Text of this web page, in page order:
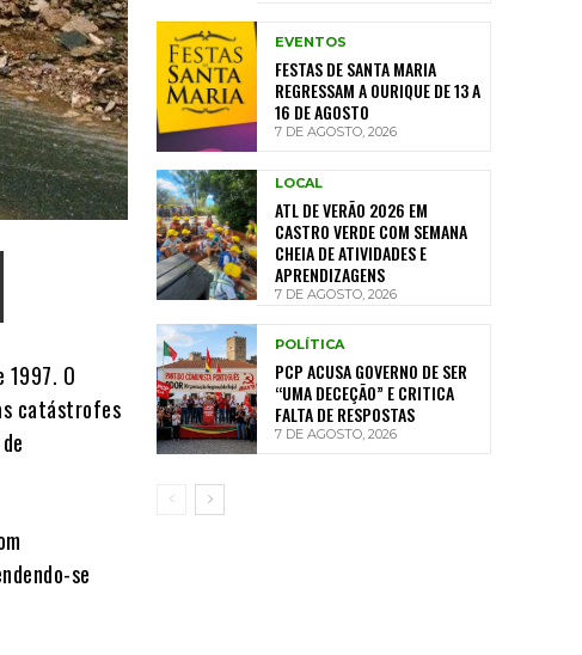
O
catástrofes
se
EVENTOS
FESTAS DE SANTA MARIA
REGRESSAM A OURIQUE DE 13 A
16 DE AGOSTO
7 DE AGOSTO, 2026
LOCAL
ATL DE VERÃO 2026 EM
CASTRO VERDE COM SEMANA
CHEIA DE ATIVIDADES E
APRENDIZAGENS
7 DE AGOSTO, 2026
POLÍTICA
PCP ACUSA GOVERNO DE SER
“UMA DECEÇÃO” E CRITICA
FALTA DE RESPOSTAS
7 DE AGOSTO, 2026